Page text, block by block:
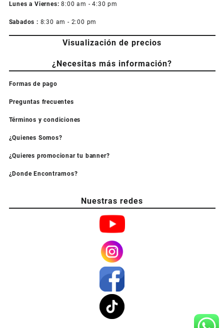
Lunes a Viernes: 8:00 am - 4:30 pm
Sabados : 8:30 am - 2:00 pm
Visualización de precios
¿Necesitas más información?
Formas de pago
Preguntas frecuentes
Términos y condiciones
¿Quienes Somos?
¿Quieres promocionar tu banner?
¿Donde Encontrarnos?
Nuestras redes